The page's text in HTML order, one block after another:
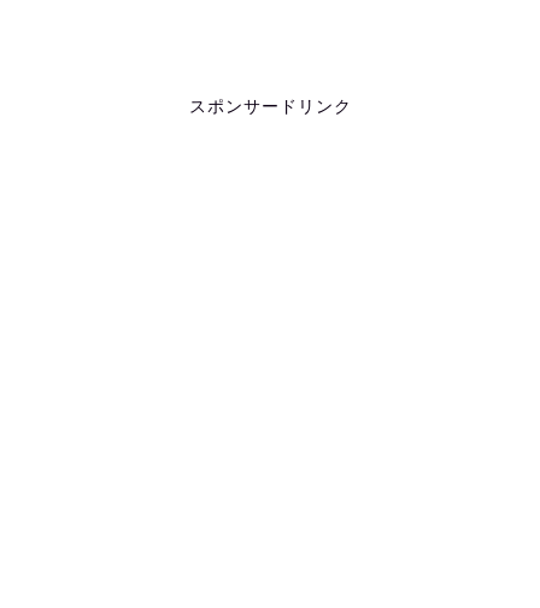
スポンサードリンク